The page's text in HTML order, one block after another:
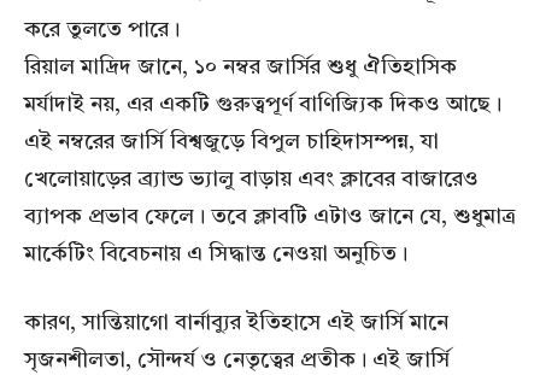
করে তুলতে পারে।
রিয়াল মাদ্রিদ জানে, ১০ নম্বর জার্সির শুধু ঐতিহাসিক
মর্যাদাই নয়, এর একটি গুরুত্বপূর্ণ বাণিজ্যিক দিকও আছে।
এই নম্বরের জার্সি বিশ্বজুড়ে বিপুল চাহিদাসম্পন্ন, যা
খেলোয়াড়ের ব্র্যান্ড ভ্যালু বাড়ায় এবং ক্লাবের বাজারেও
ব্যাপক প্রভাব ফেলে। তবে ক্লাবটি এটাও জানে যে, শুধুমাত্র
মার্কেটিং বিবেচনায় এ সিদ্ধান্ত নেওয়া অনুচিত।
কারণ, সান্তিয়াগো বার্নাব্যুর ইতিহাসে এই জার্সি মানে
সৃজনশীলতা, সৌন্দর্য ও নেতৃত্বের প্রতীক। এই জার্সি